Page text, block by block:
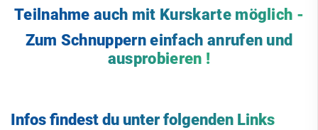
Teilnahme auch mit Kurskarte möglich -
Zum Schnuppern einfach anrufen und
ausprobieren !
Infos findest du unter folgenden Links